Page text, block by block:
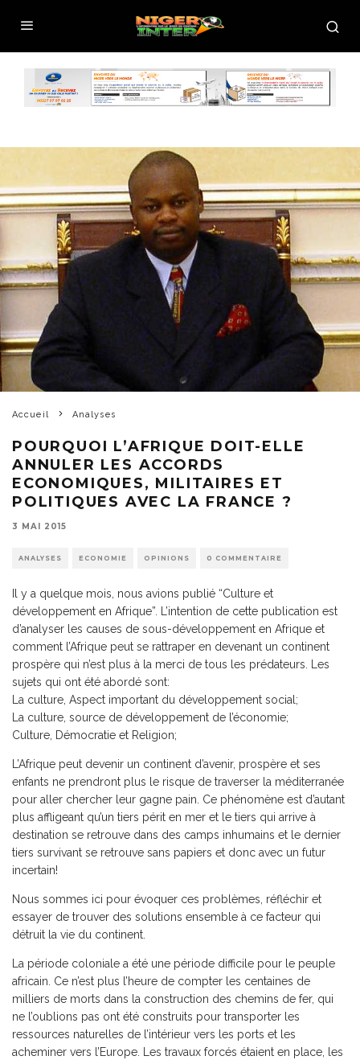
Accueil Analyses
POURQUOI L’AFRIQUE DOIT-ELLE
ANNULER LES ACCORDS
ECONOMIQUES, MILITAIRES ET
POLITIQUES AVEC LA FRANCE ?
3 MAI 2015
ANALYSES ECONOMIE OPINIONS 0 COMMENTAIRE
Il y a quelque mois, nous avions publié “Culture et
développement en Afrique”. L’intention de cette publication est
d’analyser les causes de sous-développement en Afrique et
comment l’Afrique peut se rattraper en devenant un continent
prospère qui n’est plus à la merci de tous les prédateurs. Les
sujets qui ont été abordé sont:
La culture, Aspect important du développement social;
La culture, source de développement de l’économie;
Culture, Démocratie et Religion;
L’Afrique peut devenir un continent d’avenir, prospère et ses
enfants ne prendront plus le risque de traverser la méditerranée
pour aller chercher leur gagne pain. Ce phénomène est d’autant
plus affligeant qu’un tiers périt en mer et le tiers qui arrive à
destination se retrouve dans des camps inhumains et le dernier
tiers survivant se retrouve sans papiers et donc avec un futur
incertain!
Nous sommes ici pour évoquer ces problèmes, réfléchir et
essayer de trouver des solutions ensemble à ce facteur qui
détruit la vie du continent.
La période coloniale a été une période difficile pour le peuple
africain. Ce n’est plus l’heure de compter les centaines de
milliers de morts dans la construction des chemins de fer, qui
ne l’oublions pas ont été construits pour transporter les
ressources naturelles de l’intérieur vers les ports et les
acheminer vers l’Europe. Les travaux forcés étaient en place, les